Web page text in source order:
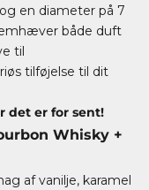
en diameter på 7
både duft
til
tilføjelse til dit
det er for sent!
Whisky +
af vanilje, karamel